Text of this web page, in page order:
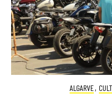
ALGARVE,